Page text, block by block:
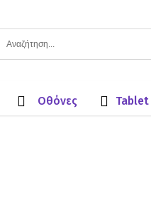
Οθόνες Tablet